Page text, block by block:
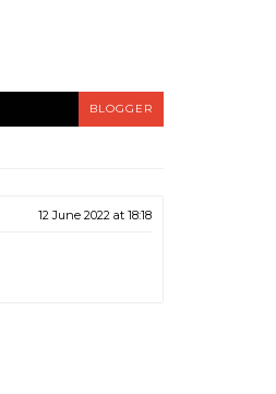
BLOGGER
12 June 2022 at 18:18